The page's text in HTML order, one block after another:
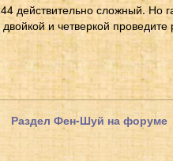
действительно сложный. Но
и четверкой
Раздел Фен-Шуй на форуме